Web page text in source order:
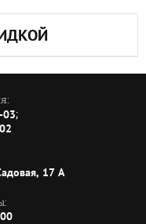
03;
17 А